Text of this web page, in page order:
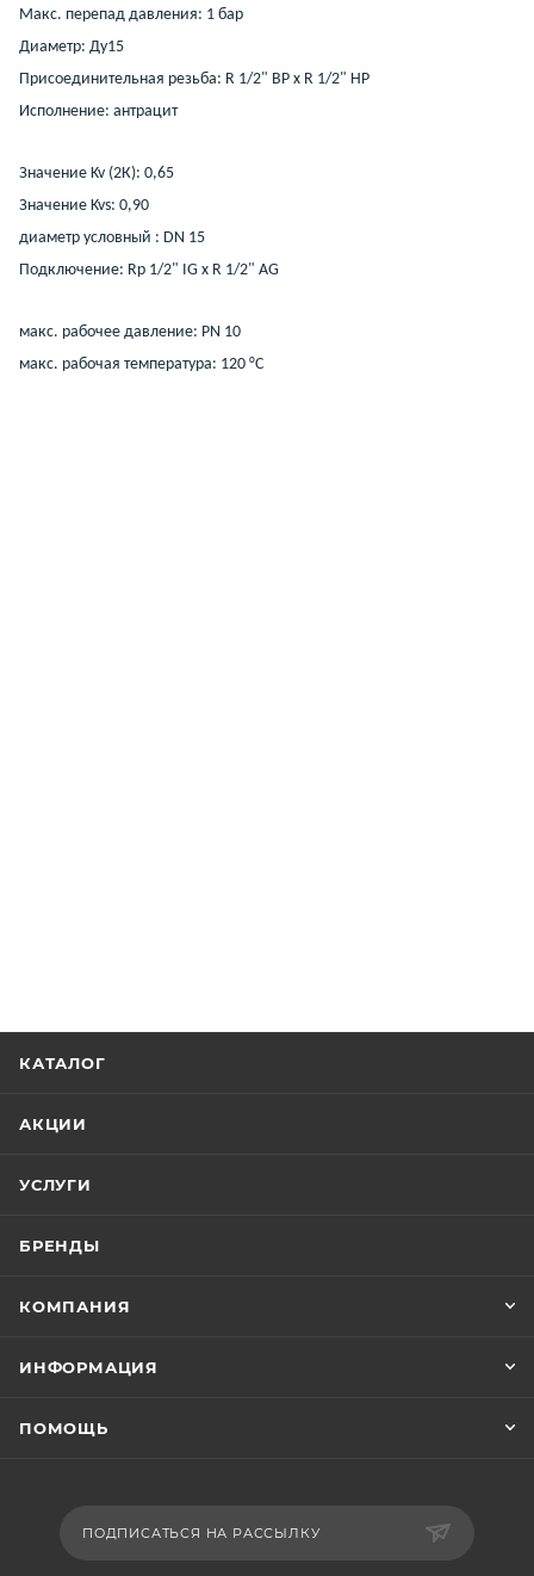
Макс. перепад давления: 1 бар
Диаметр: Ду15
Присоединительная резьба: R 1/2" ВР x R 1/2" НР
Исполнение: антрацит
Значение Kv (2К): 0,65
Значение Kvs: 0,90
диаметр условный : DN 15
Подключение: Rp 1/2" IG x R 1/2" AG
макс. рабочее давление: PN 10
макс. рабочая температура: 120 °C
КАТАЛОГ
АКЦИИ
УСЛУГИ
БРЕНДЫ
КОМПАНИЯ
ИНФОРМАЦИЯ
ПОМОЩЬ
ПОДПИСАТЬСЯ НА РАССЫЛКУ